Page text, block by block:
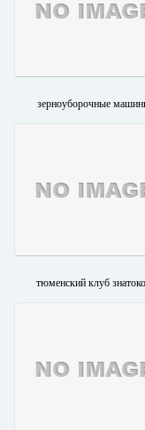
зерноуборочные
тюменский клуб